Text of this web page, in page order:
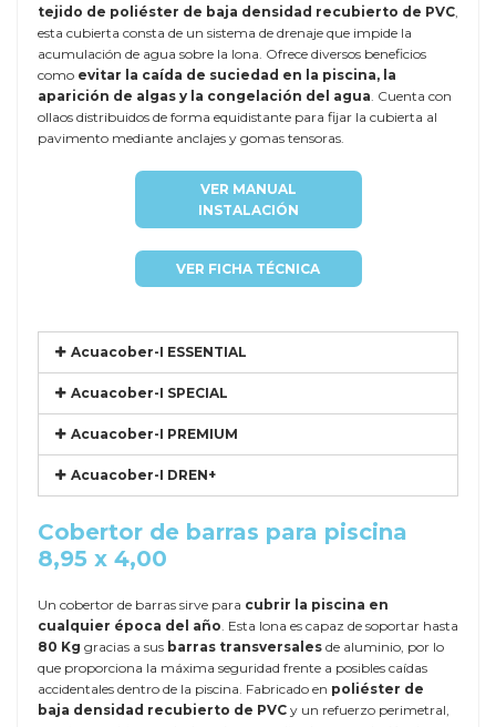
tejido de poliéster de baja densidad recubierto de PVC,
esta cubierta consta de un sistema de drenaje que impide la
acumulación de agua sobre la lona. Ofrece diversos beneficios
como evitar la caída de suciedad en la piscina, la
aparición de algas y la congelación del agua. Cuenta con
ollaos distribuidos de forma equidistante para fijar la cubierta al
pavimento mediante anclajes y gomas tensoras.
VER MANUAL
INSTALACIÓN
VER FICHA TÉCNICA
Acuacober-I ESSENTIAL
Acuacober-I SPECIAL
Acuacober-I PREMIUM
Acuacober-I DREN+
Cobertor de barras para piscina
8,95 x 4,00
Un cobertor de barras sirve para cubrir la piscina en
cualquier época del año. Esta lona es capaz de soportar hasta
80 Kg gracias a sus barras transversales de aluminio, por lo
que proporciona la máxima seguridad frente a posibles caídas
accidentales dentro de la piscina. Fabricado en poliéster de
baja densidad recubierto de PVC y un refuerzo perimetral,